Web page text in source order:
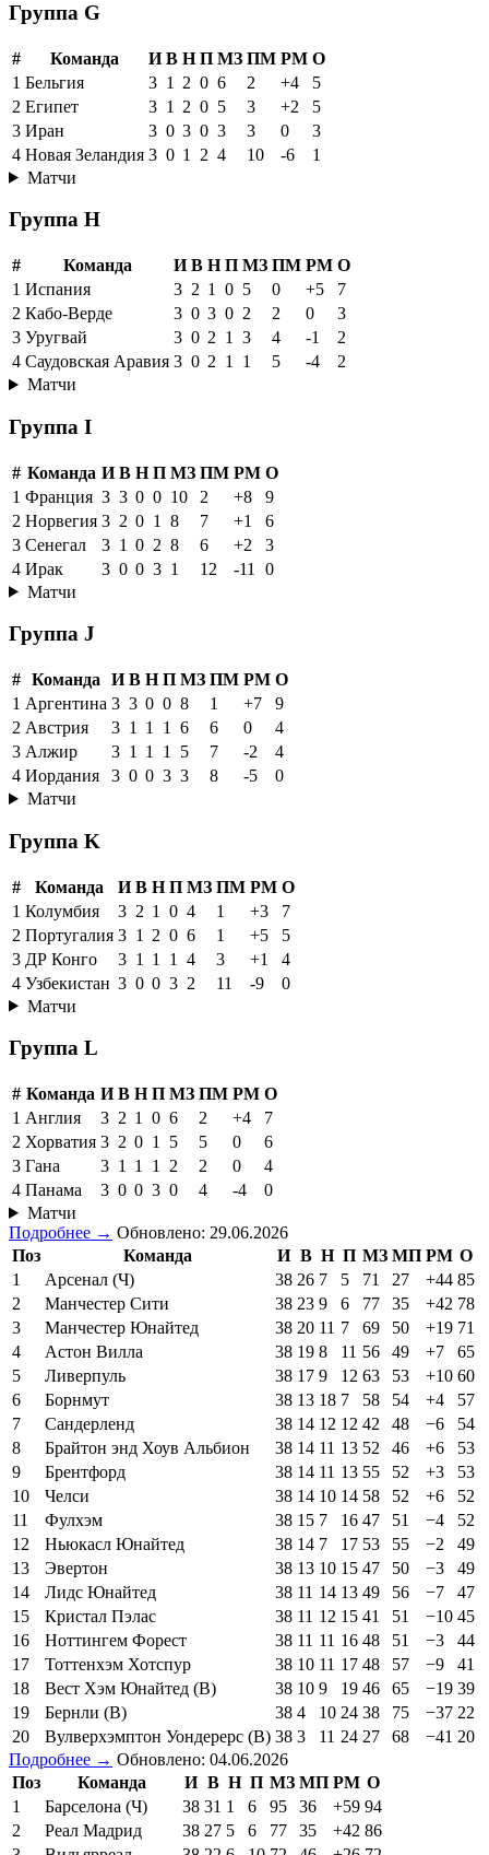
Группа G
# Команда И В Н П МЗ ПМ РМ О
1 Бельгия 3 1 2 0 6 2 +4
5
2 Египет 3 1 2 0 5 3 +2
5
3 Иран 3 0 3 0 3 3 0
3
4 Новая Зеландия 3 0 1 2 4 10 -6
1
Матчи
Группа H
# Команда И В Н П МЗ ПМ РМ О
1 Испания 3 2 1 0 5 0 +5
7
2 Кабо-Верде 3 0 3 0 2 2 0
3
3 Уругвай 3 0 2 1 3 4 -1
2
4 Саудовская Аравия 3 0 2 1 1 5 -4
2
Матчи
Группа I
# Команда И В Н П МЗ ПМ РМ О
1 Франция 3 3 0 0 10 2 +8
9
2 Норвегия 3 2 0 1 8 7 +1
6
3 Сенегал 3 1 0 2 8 6 +2
3
4 Ирак 3 0 0 3 1 12 -11
0
Матчи
Группа J
# Команда И В Н П МЗ ПМ РМ О
1 Аргентина 3 3 0 0 8 1 +7
9
2 Австрия 3 1 1 1 6 6 0
4
3 Алжир 3 1 1 1 5 7 -2
4
4 Иордания 3 0 0 3 3 8 -5
0
Матчи
Группа K
# Команда И В Н П МЗ ПМ РМ О
1 Колумбия 3 2 1 0 4 1 +3
7
2 Португалия 3 1 2 0 6 1 +5
5
3 ДР Конго 3 1 1 1 4 3 +1
4
4 Узбекистан 3 0 0 3 2 11 -9
0
Матчи
Группа L
# Команда И В Н П МЗ ПМ РМ О
1 Англия 3 2 1 0 6 2 +4
7
2 Хорватия 3 2 0 1 5 5 0
6
3 Гана 3 1 1 1 2 2 0
4
4 Панама 3 0 0 3 0 4 -4
0
Матчи
Подробнее → Обновлено: 29.06.2026
Поз
Команда И В Н П МЗ МП РМ О
1
Арсенал (Ч) 38 26 7 5 71 27 +44 85
2
Манчестер Сити 38 23 9 6 77 35 +42 78
3
Манчестер Юнайтед 38 20 11 7 69 50 +19 71
4
Астон Вилла 38 19 8 11 56 49 +7
65
5
Ливерпуль 38 17 9 12 63 53 +10 60
6
Борнмут 38 13 18 7 58 54 +4
57
7
Сандерленд 38 14 12 12 42 48 −6
54
8
Брайтон энд Хоув Альбион 38 14 11 13 52 46 +6
53
9
Брентфорд 38 14 11 13 55 52 +3
53
10
Челси 38 14 10 14 58 52 +6
52
11
Фулхэм 38 15 7 16 47 51 −4
52
12
Ньюкасл Юнайтед 38 14 7 17 53 55 −2
49
13
Эвертон 38 13 10 15 47 50 −3
49
14
Лидс Юнайтед 38 11 14 13 49 56 −7
47
15
Кристал Пэлас 38 11 12 15 41 51 −10 45
16
Ноттингем Форест 38 11 11 16 48 51 −3
44
17
Тоттенхэм Хотспур 38 10 11 17 48 57 −9
41
18
Вест Хэм Юнайтед (В) 38 10 9 19 46 65 −19 39
19
Бернли (В) 38 4 10 24 38 75 −37 22
20
Вулверхэмптон Уондерерс (В) 38 3 11 24 27 68 −41 20
Подробнее → Обновлено: 04.06.2026
Поз
Команда И В Н П МЗ МП РМ О
1
Барселона (Ч) 38 31 1 6 95 36 +59 94
2
Реал Мадрид 38 27 5 6 77 35 +42 86